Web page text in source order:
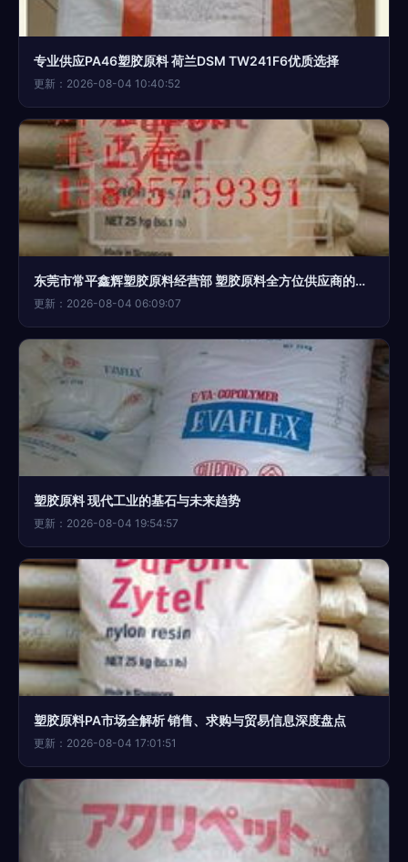
专业供应PA46塑胶原料 荷兰DSM TW241F6优质选择
更新：2026-08-04 10:40:52
东莞市常平鑫辉塑胶原料经营部 塑胶原料全方位供应商的卓越品质之路
更新：2026-08-04 06:09:07
塑胶原料 现代工业的基石与未来趋势
更新：2026-08-04 19:54:57
塑胶原料PA市场全解析 销售、求购与贸易信息深度盘点
更新：2026-08-04 17:01:51